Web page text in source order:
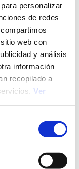
personalizar
de redes
web con
y análisis
información
recopilado a
Ver
y participar
la compañía es
su motivación
alcanzables:
cuál es su
con él y, sobre
profesional:
para que
ya sea de forma
también la